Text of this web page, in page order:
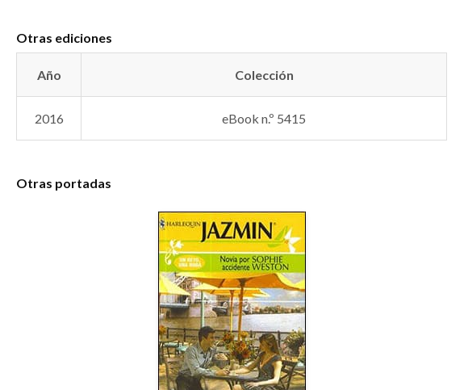
Otras ediciones
Año Colección
2016 eBook n.º 5415
Otras portadas